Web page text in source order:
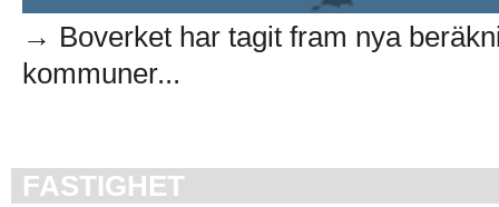
→ Boverket har tagit fram nya
kommuner...
FASTIGHET